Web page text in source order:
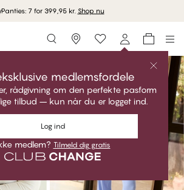
7 for 399,95 kr. Shop nu
Storefinder
medlemsfordele
rådgivning om den perfekte pasform
tilbud – kun når du er logget ind.
Log ind
medlem? Tilmeld dig gratis